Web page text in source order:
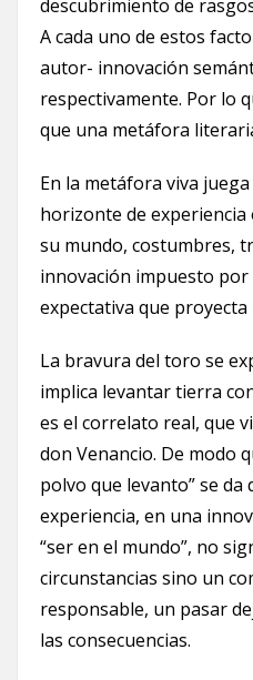
descubrimiento de
A cada uno de estos
autor- innovación
respectivamente. Por lo
que una metáfora
En la metáfora viva
horizonte de
su mundo, costumbres,
innovación impuesto
expectativa que
La bravura del toro se
implica levantar tierra
es el correlato real, que
don Venancio. De modo
polvo que levanto” se
experiencia, en una
“ser en el mundo”, no
circunstancias sino un
responsable, un pasar
las consecuencias.